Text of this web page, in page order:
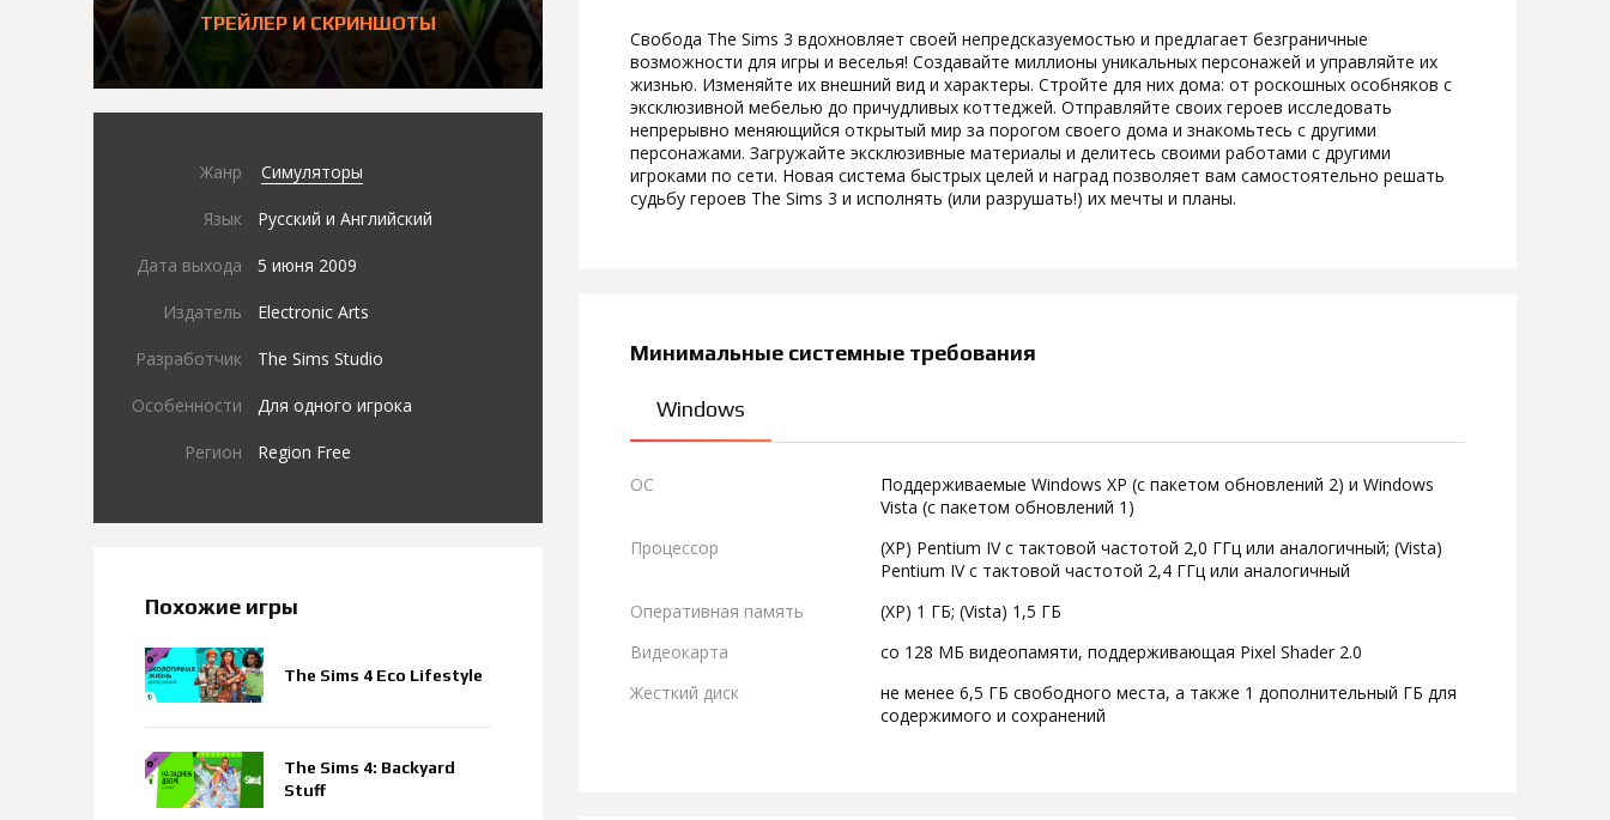
ТРЕЙЛЕР И СКРИНШОТЫ
Жанр Симуляторы
Язык Русский и Английский
Дата выхода 5 июня 2009
Издатель Electronic Arts
Разработчик The Sims Studio
Особенности Для одного игрока
Регион Region Free
Похожие игры
The Sims 4 Eco Lifestyle
The Sims 4: Backyard
Stuff
Свобода The Sims 3 вдохновляет своей непредсказуемостью и предлагает безграничные
возможности для игры и веселья! Создавайте миллионы уникальных персонажей и управляйте их
жизнью. Изменяйте их внешний вид и характеры. Стройте для них дома: от роскошных особняков с
эксклюзивной мебелью до причудливых коттеджей. Отправляйте своих героев исследовать
непрерывно меняющийся открытый мир за порогом своего дома и знакомьтесь с другими
персонажами. Загружайте эксклюзивные материалы и делитесь своими работами с другими
игроками по сети. Новая система быстрых целей и наград позволяет вам самостоятельно решать
судьбу героев The Sims 3 и исполнять (или разрушать!) их мечты и планы.
Минимальные системные требования
Windows
ОС
Поддерживаемые Windows XP (с пакетом обновлений 2) и Windows
Vista (с пакетом обновлений 1)
Процессор
(XP) Pentium IV с тактовой частотой 2,0 ГГц или аналогичный; (Vista)
Pentium IV с тактовой частотой 2,4 ГГц или аналогичный
Оперативная память
(XP) 1 ГБ; (Vista) 1,5 ГБ
Видеокарта
со 128 МБ видеопамяти, поддерживающая Pixel Shader 2.0
Жесткий диск
не менее 6,5 ГБ свободного места, а также 1 дополнительный ГБ для
содержимого и сохранений